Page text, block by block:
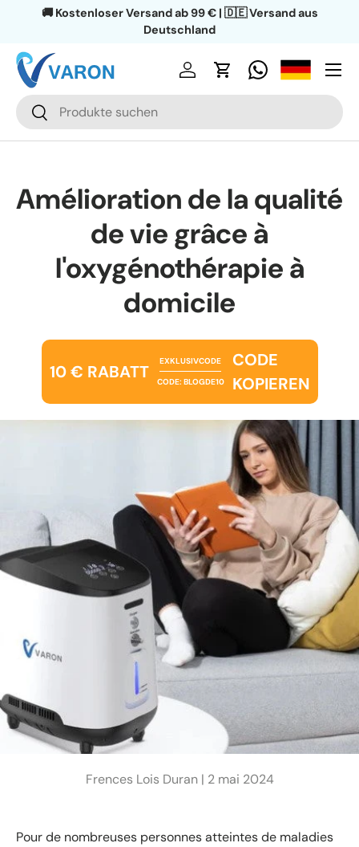
🚚 Kostenloser Versand ab 99 € | 🇩🇪 Versand aus
Deutschland
Recherche
Rechercher
Se connecter
Panier
Menu
Amélioration de la qualité
de vie grâce à
l'oxygénothérapie à
domicile
10 € RABATT
EXKLUSIVCODE
CODE: BLOGDE10
CODE
KOPIEREN
Frences Lois Duran | 2 mai 2024
Pour de nombreuses personnes atteintes de maladies